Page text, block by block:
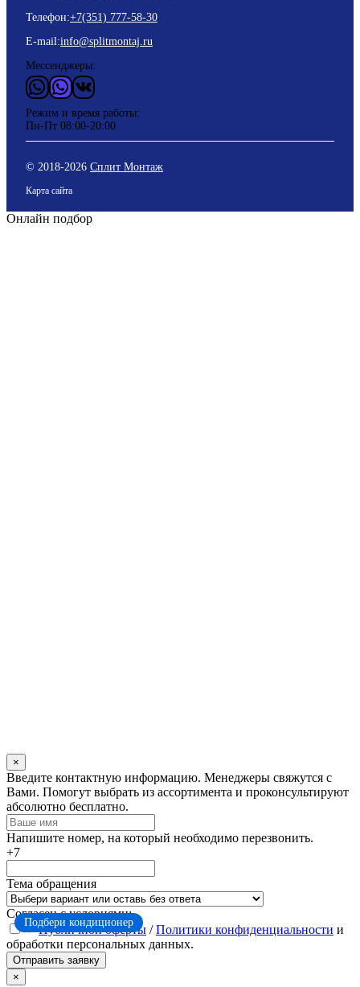
Подбери кондиционер
Телефон:+7(351) 777-58-30
E-mail:info@splitmontaj.ru
Мессенджеры:
WhatsApp
ViderВКонтакте
Режим и время работы:
Пн-Пт 08:00-20:00
© 2018-2026 Сплит Монтаж
Карта сайта
Онлайн подбор
×
Оставьте
это
поле
пустым
Введите контактную информацию. Менеджеры свяжутся с
Вами. Помогут выбрать из ассортимента и проконсультируют
абсолютно бесплатно.
Напишите номер, на который необходимо перезвонить.
+7
Тема обращения
Согласен с условиями:
Публичной оферты /Политики конфиденциальности и
обработки персональных данных.
Отправить заявку
×